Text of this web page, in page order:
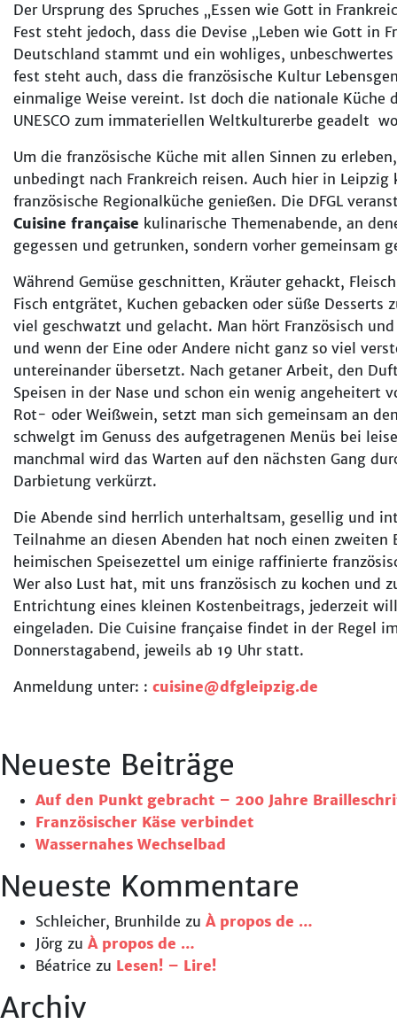
Der Ursprung des Spruches „Essen wie Gott in
Fest steht jedoch, dass die Devise „Leben wie Gott in
Deutschland stammt und ein wohliges,
fest steht auch, dass die französische Kultur
einmalige Weise vereint. Ist doch die nationale Küche
UNESCO zum immateriellen Weltkulturerbe geadelt
Um die französische Küche mit allen Sinnen zu
unbedingt nach Frankreich reisen. Auch hier in
französische Regionalküche genießen. Die DFGL
Cuisine française kulinarische Themenabende, an
gegessen und getrunken, sondern vorher gemeinsam
Während Gemüse geschnitten, Kräuter gehackt,
Fisch entgrätet, Kuchen gebacken oder süße Desserts
viel geschwatzt und gelacht. Man hört Französisch
und wenn der Eine oder Andere nicht ganz so viel
untereinander übersetzt. Nach getaner Arbeit, den
Speisen in der Nase und schon ein wenig angeheitert
Rot- oder Weißwein, setzt man sich gemeinsam an
schwelgt im Genuss des aufgetragenen Menüs bei
manchmal wird das Warten auf den nächsten Gang
Darbietung verkürzt.
Die Abende sind herrlich unterhaltsam, gesellig und
Teilnahme an diesen Abenden hat noch einen zweiten
heimischen Speisezettel um einige raffinierte
Wer also Lust hat, mit uns französisch zu kochen und
Entrichtung eines kleinen Kostenbeitrags, jederzeit
eingeladen. Die Cuisine française findet in der Regel
Donnerstagabend, jeweils ab 19 Uhr statt.
Anmeldung unter: : cuisine@dfgleipzig.de
Neueste Beiträge
Auf den Punkt gebracht – 200 Jahre
Französischer Käse verbindet
Wassernahes Wechselbad
Neueste Kommentare
Schleicher, Brunhilde zu À propos de …
Jörg zu À propos de …
Béatrice zu Lesen! – Lire!
Archiv